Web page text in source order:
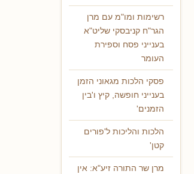
רשימות ומו"מ עם מרן
הגר"ח קניבסקי שליט"א
בענייני פסח וספירת
העומר
פסקי הלכות מגאוני הזמן
בענייני חופשה, קיץ ו'בין
הזמנים'
הלכות והליכות ל'פורים
קטן'
מרן שר התורה זיע"א: אין